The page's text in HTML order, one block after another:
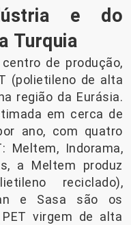
e do
Turquia
de produção,
(polietileno de alta
região da Eurásia.
em cerca de
ano, com quatro
Meltem, Indorama,
a Meltem produz
reciclado),
e Sasa são os
virgem de alta